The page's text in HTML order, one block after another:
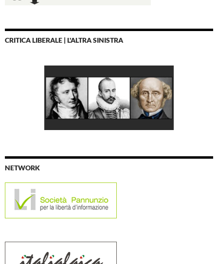
CRITICA LIBERALE | L'ALTRA SINISTRA
NETWORK